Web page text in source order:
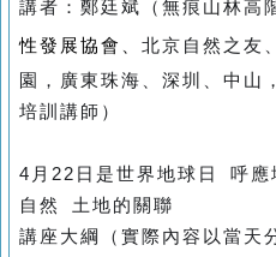
講者： 鄭廷斌（無痕山林高
性發展協會、 北京自然之友
園，廣東珠海、深圳、中山
培訓講師）
4月22日是世界地球日 呼
自然 土地的關聯
講座大綱（實際內容以當天